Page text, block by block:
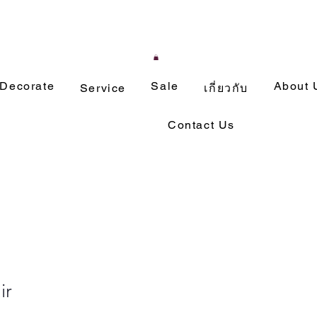
Decorate Service Sale เกี่ยวกับ About
Contact Us